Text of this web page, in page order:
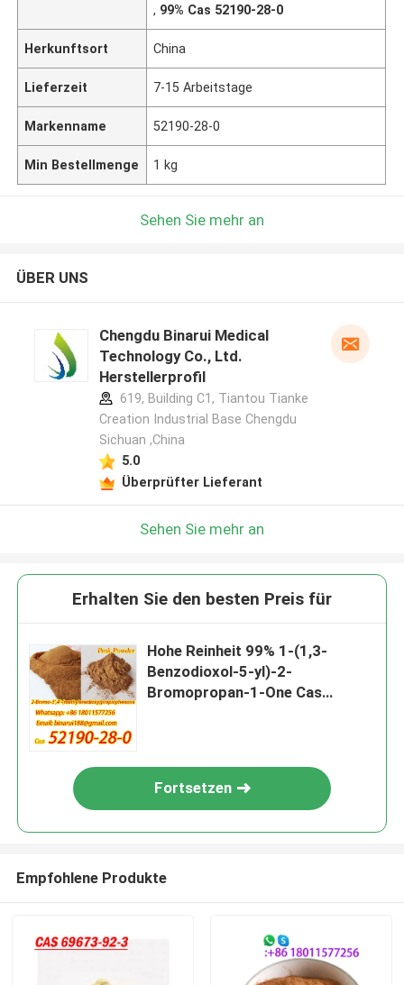
, 99% Cas 52190-28-0
Herkunftsort China
Lieferzeit 7-15 Arbeitstage
Markenname 52190-28-0
Min Bestellmenge 1 kg
Sehen Sie mehr an
ÜBER UNS
Chengdu Binarui Medical
Technology Co., Ltd.
Herstellerprofil
619, Building C1, Tiantou Tianke
Creation Industrial Base Chengdu
Sichuan ,China
5.0
Überprüfter Lieferant
Sehen Sie mehr an
Erhalten Sie den besten Preis für
Hohe Reinheit 99% 1-(1,3-
Benzodioxol-5-yl)-2-
Bromopropan-1-One Cas
Fortsetzen
Empfohlene Produkte